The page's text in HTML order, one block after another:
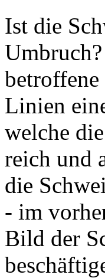
Ist die
Linien
welche
reich und
die
- im
Bild der